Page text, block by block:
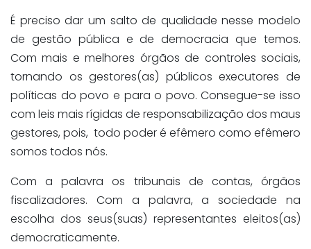
É preciso dar um salto de qualidade nesse modelo
de gestão pública e de democracia que temos.
Com mais e melhores órgãos de controles sociais,
tornando os gestores(as) públicos executores de
políticas do povo e para o povo. Consegue-se isso
com leis mais rígidas de responsabilização dos maus
gestores, pois, todo poder é efêmero como efêmero
somos todos nós.
Com a palavra os tribunais de contas, órgãos
fiscalizadores. Com a palavra, a sociedade na
escolha dos seus(suas) representantes eleitos(as)
democraticamente.